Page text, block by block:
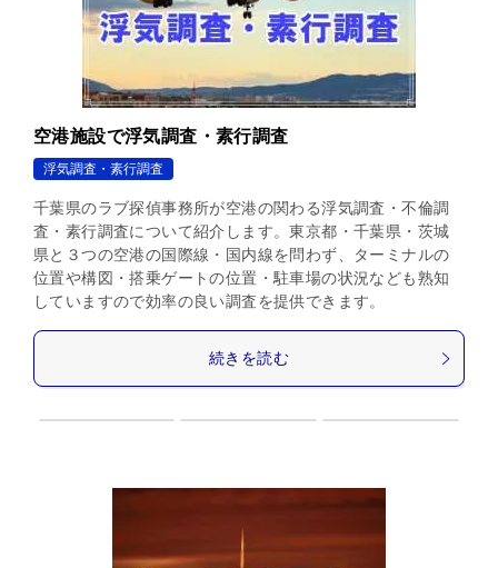
空港施設で浮気調査・素行調査
浮気調査・素行調査
千葉県のラブ探偵事務所が空港の関わる浮気調査・不倫調
査・素行調査について紹介します。東京都・千葉県・茨城
県と３つの空港の国際線・国内線を問わず、ターミナルの
位置や構図・搭乗ゲートの位置・駐車場の状況なども熟知
していますので効率の良い調査を提供できます。
続きを読む